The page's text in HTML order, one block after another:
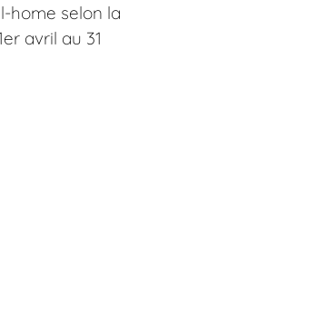
home selon la
avril au 31